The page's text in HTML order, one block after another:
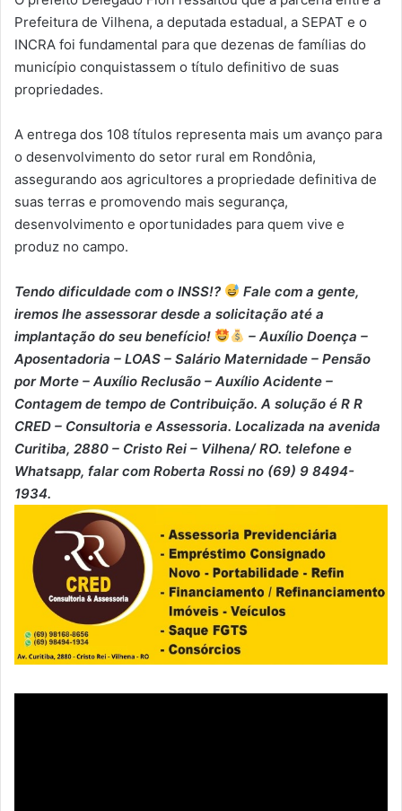
Prefeitura de Vilhena, a deputada estadual, a SEPAT e o
INCRA foi fundamental para que dezenas de famílias do
município conquistassem o título definitivo de suas
propriedades.
A entrega dos 108 títulos representa mais um avanço para
o desenvolvimento do setor rural em Rondônia,
assegurando aos agricultores a propriedade definitiva de
suas terras e promovendo mais segurança,
desenvolvimento e oportunidades para quem vive e
produz no campo.
Tendo dificuldade com o INSS!?
Fale com a gente,
iremos lhe assessorar desde a solicitação até a
implantação do seu benefício!
– Auxílio Doença –
⁠Aposentadoria – ⁠LOAS – ⁠Salário Maternidade – ⁠Pensão
por Morte – ⁠Auxílio Reclusão – ⁠Auxílio Acidente –
⁠Contagem de tempo de Contribuição. A solução é R R
CRED – Consultoria e Assessoria. Localizada na avenida
Curitiba, 2880 – Cristo Rei – Vilhena/ RO. telefone e
Whatsapp, falar com Roberta Rossi no (69) 9 8494-
1934.